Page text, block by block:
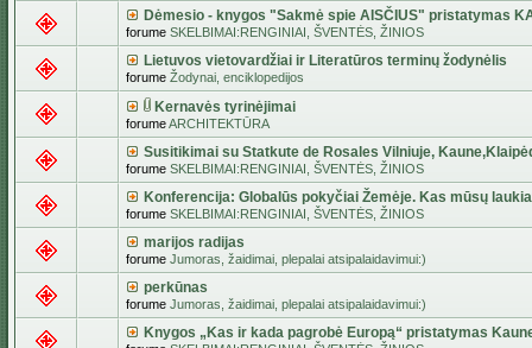
Dėmesio - knygos "Sakmė spie AISČIUS" pristatymas
forume SKELBIMAI:RENGINIAI, ŠVENTĖS, ŽINIOS
Lietuvos vietovardžiai ir Literatūros terminų žodynėlis
forume Žodynai, enciklopedijos
Kernavės tyrinėjimai
forumeARCHITEKTŪRA
Susitikimai su Statkute de Rosales Vilniuje,
forume SKELBIMAI:RENGINIAI, ŠVENTĖS, ŽINIOS
Konferencija: Globalūs pokyčiai Žemėje. Kas mūsų
forume SKELBIMAI:RENGINIAI, ŠVENTĖS, ŽINIOS
marijos radijas
forume Jumoras, žaidimai, plepalai atsipalaidavimui:)
perkūnas
forume Jumoras, žaidimai, plepalai atsipalaidavimui:)
Knygos „Kas ir kada pagrobė Europą“ pristatymas